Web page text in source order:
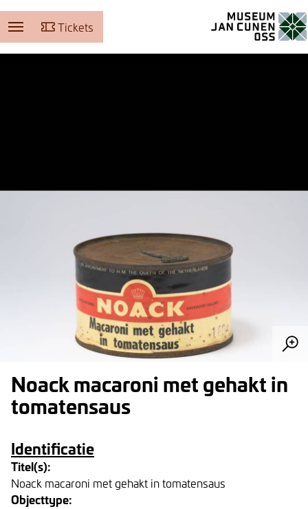
Tickets
Noack macaroni met gehakt in
tomatensaus
Identificatie
Titel(s):
Noack macaroni met gehakt in tomatensaus
Objecttype: